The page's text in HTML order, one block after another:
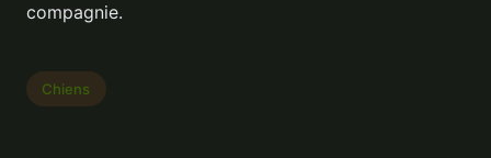
compagnie.
Chiens